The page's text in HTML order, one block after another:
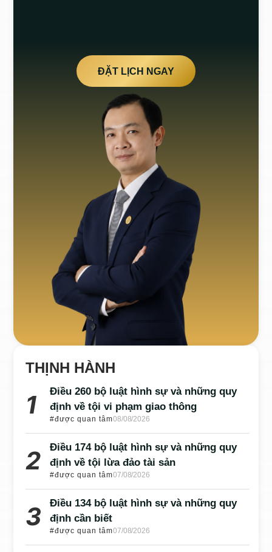
ĐẶT LỊCH NGAY
THỊNH HÀNH
Điều 260 bộ luật hình sự và những quy
định về tội vi phạm giao thông
#được quan tâm08/08/2026
Điều 174 bộ luật hình sự và những quy
định về tội lừa đảo tài sản
#được quan tâm07/08/2026
Điều 134 bộ luật hình sự và những quy
định cần biết
#được quan tâm07/08/2026